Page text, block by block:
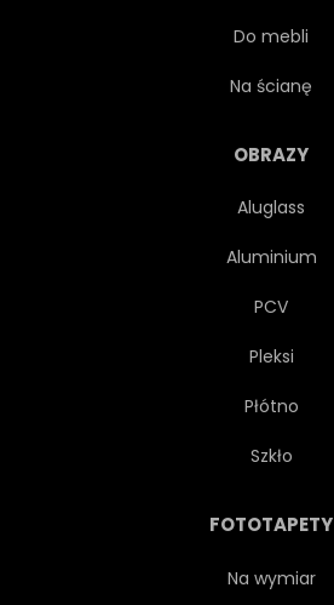
Do mebli
Na ścianę
OBRAZY
Aluglass
Aluminium
PCV
Pleksi
Płótno
Szkło
FOTOTAPETY
Na wymiar